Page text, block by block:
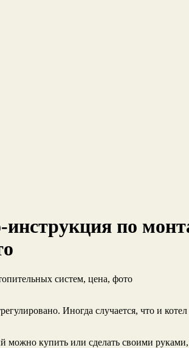
инструкция по
Иногда случается, что и
можно купить или сделать своими